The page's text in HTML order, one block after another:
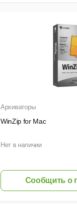
Архиваторы
WinZip for Mac
Нет в наличии
Сообщить о